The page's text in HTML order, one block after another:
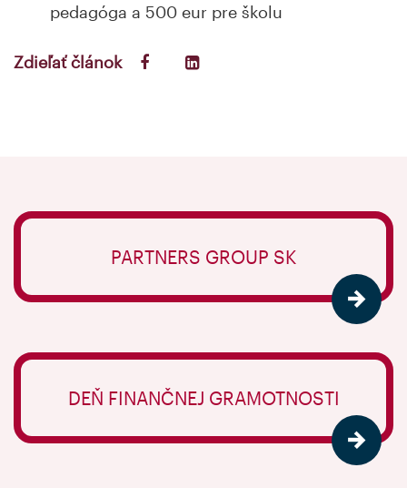
pedagóga a 500 eur pre školu
Zdieľať článok
PARTNERS GROUP SK
DEŇ FINANČNEJ GRAMOTNOSTI